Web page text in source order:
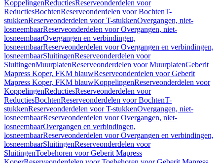
KoppelingenReductiesReserveonderdelen voor
ReductiesBochtenReserveonderdelen voor BochtenT-
stukkenReserveonderdelen voor T-stukkenOvergangen, niet-
losneembaarReserveonderdelen voor Overgangen, niet-
losneembaarOvergangen en verbindingen,
losneembaarReserveonderdelen voor Overgangen en verbindingen,
losneembaarSluitingenReserveonderdelen voor
SluitingenMuurplatenReserveonderdelen voor MuurplatenGeberit
Mapress Koper, FKM blauwReserveonderdelen voor Geberit
Mapress Koper, FKM blauwKoppelingenReserveonderdelen voor
KoppelingenReductiesReserveonderdelen voor
ReductiesBochtenReserveonderdelen voor BochtenT-
stukkenReserveonderdelen voor T-stukkenOvergangen, niet-
losneembaarReserveonderdelen voor Overgangen, niet-
losneembaarOvergangen en verbindingen,
losneembaarReserveonderdelen voor Overgangen en verbindingen,
losneembaarSluitingenReserveonderdelen voor
SluitingenToebehoren voor Geberit Mapress